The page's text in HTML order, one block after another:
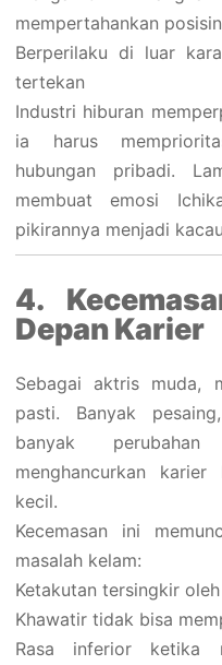
mempertahankan
Berperilaku di luar
tertekan
Industri hiburan
ia harus
hubungan pribadi.
membuat emosi
pikirannya menjadi
4.
Depan Karier
Sebagai aktris muda,
pasti. Banyak
banyak
menghancurkan karier
kecil.
Kecemasan ini
masalah kelam:
Ketakutan tersingkir
Khawatir tidak bisa
Rasa inferior ketika